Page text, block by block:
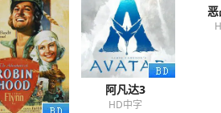
阿凡达3
HD中字